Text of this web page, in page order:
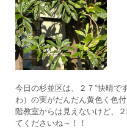
今日の杉並区は、２７°快晴で
わ）の実がだんだん黄色く色
階教室からは見えないけど、
てくださいね～！！